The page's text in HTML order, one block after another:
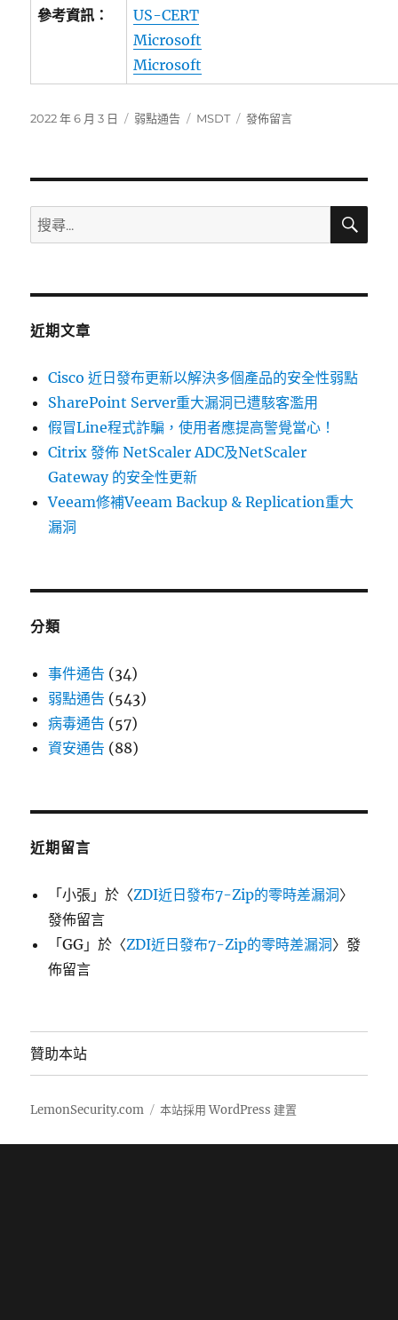
參考資訊：
US-CERT
Microsoft
Microsoft
發
2022 年 6 月 3 日
分
弱點通告
標
MSDT
在
安
更
診
斷
具
（MSDT）
弱
發佈留言
搜
尋
鍵
搜
近期文章
Cisco 近日發布更新以解決多個產品的安全性弱點
SharePoint Server重大漏洞已遭駭客濫用
假冒Line程式詐騙，使用者應提高警覺當心！
Citrix 發佈 NetScaler ADC及NetScaler
Gateway 的安全性更新
Veeam修補Veeam Backup & Replication重大
漏洞
分類
事件通告 (34)
弱點通告 (543)
病毒通告 (57)
資安通告 (88)
近期留言
「小張 」於〈ZDI近日發布7-Zip的零時差漏洞〉
發佈留言
「GG 」於〈ZDI近日發布7-Zip的零時差漏洞〉發
佈留言
贊助本站
LemonSecurity.com 本站採用 WordPress 建置